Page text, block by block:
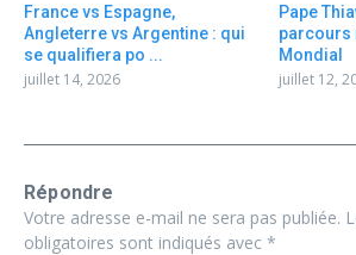
France vs Espagne,
Angleterre vs Argentine : qui
se qualifiera po ...
juillet 14, 2026
Pape
parcours
Mondial
juillet 12,
Répondre
Votre adresse e-mail ne sera pas publiée.
obligatoires sont indiqués avec *